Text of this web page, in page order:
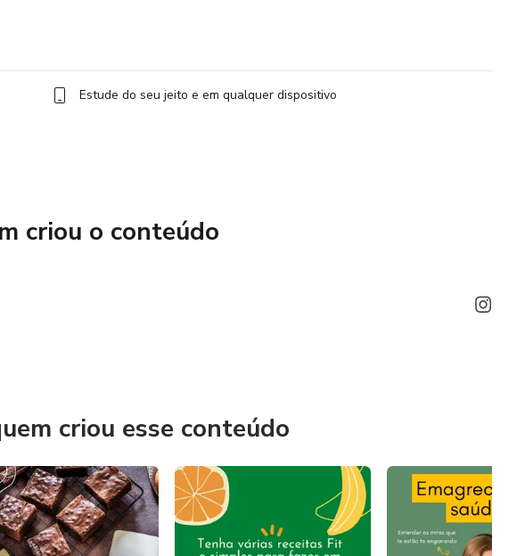
Estude do seu jeito e em qualquer dispositivo
criou o conteúdo
criou esse conteúdo